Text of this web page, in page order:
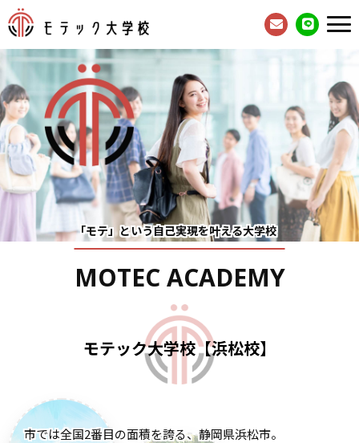
「モテ」という自己実現を叶える大学校
MOTECACADEMY
モテック大学校【浜松校】
市では全国2番目の面積を誇る、静岡県浜松市。